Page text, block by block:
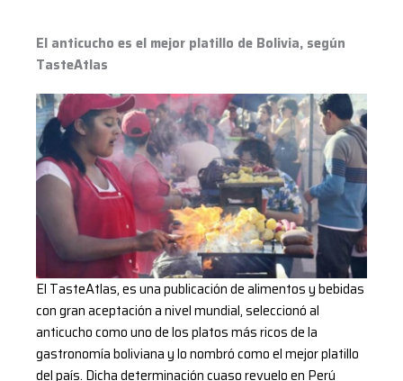
El anticucho es el mejor platillo de Bolivia, según
TasteAtlas
El TasteAtlas, es una publicación de alimentos y bebidas
con gran aceptación a nivel mundial, seleccionó al
anticucho como uno de los platos más ricos de la
gastronomía boliviana y lo nombró como el mejor platillo
del país. Dicha determinación cuaso revuelo en Perú